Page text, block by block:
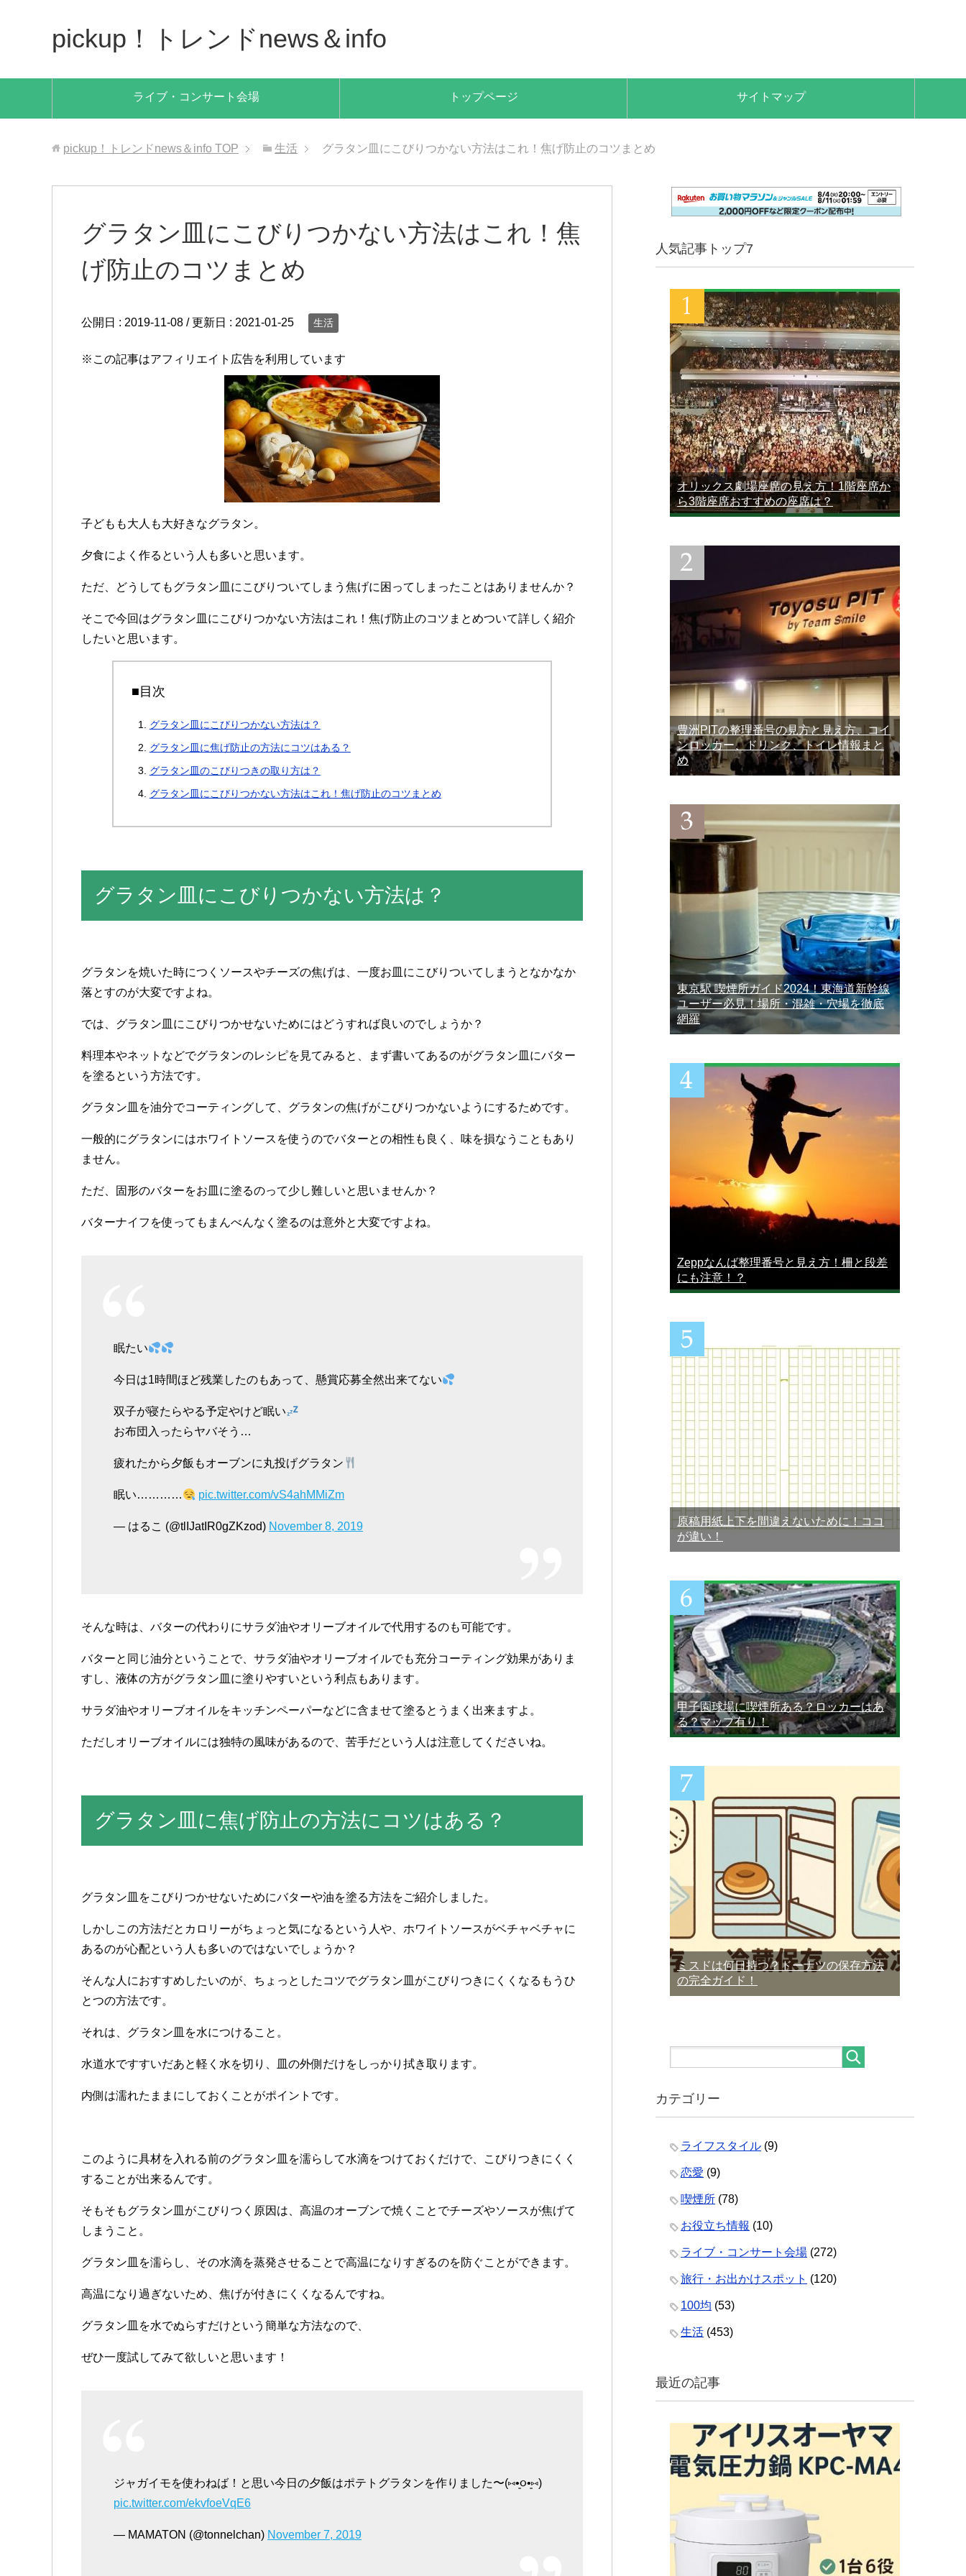
pickup！トレンドnews＆info
ライブ・コンサート会場 トップページ サイトマップ
pickup！トレンドnews＆info TOP 生活 グラタン皿にこびりつかない方法はこれ！焦げ防止のコツまとめ
グラタン皿にこびりつかない方法はこれ！焦
げ防止のコツまとめ
公開日 : 2019-11-08 / 更新日 : 2021-01-25 生活
※この記事はアフィリエイト広告を利用しています
子どもも大人も大好きなグラタン。
夕食によく作るという人も多いと思います。
ただ、どうしてもグラタン皿にこびりついてしまう焦げに困ってしまったことはありませんか？
そこで今回はグラタン皿にこびりつかない方法はこれ！焦げ防止のコツまとめついて詳しく紹介
したいと思います。
■目次
グラタン皿にこびりつかない方法は？
グラタン皿に焦げ防止の方法にコツはある？
グラタン皿のこびりつきの取り方は？
グラタン皿にこびりつかない方法はこれ！焦げ防止のコツまとめ
グラタン皿にこびりつかない方法は？
グラタンを焼いた時につくソースやチーズの焦げは、一度お皿にこびりついてしまうとなかなか
落とすのが大変ですよね。
では、グラタン皿にこびりつかせないためにはどうすれば良いのでしょうか？
料理本やネットなどでグラタンのレシピを見てみると、まず書いてあるのがグラタン皿にバター
を塗るという方法です。
グラタン皿を油分でコーティングして、グラタンの焦げがこびりつかないようにするためです。
一般的にグラタンにはホワイトソースを使うのでバターとの相性も良く、味を損なうこともあり
ません。
ただ、固形のバターをお皿に塗るのって少し難しいと思いませんか？
バターナイフを使ってもまんべんなく塗るのは意外と大変ですよね。
眠たい
今日は1時間ほど残業したのもあって、懸賞応募全然出来てない
双子が寝たらやる予定やけど眠い
お布団入ったらヤバそう…
疲れたから夕飯もオーブンに丸投げグラタン
眠い………… pic.twitter.com/vS4ahMMiZm
— はるこ (@tlIJatIR0gZKzod) November 8, 2019
そんな時は、バターの代わりにサラダ油やオリーブオイルで代用するのも可能です。
バターと同じ油分ということで、サラダ油やオリーブオイルでも充分コーティング効果がありま
すし、液体の方がグラタン皿に塗りやすいという利点もあります。
サラダ油やオリーブオイルをキッチンペーパーなどに含ませて塗るとうまく出来ますよ。
ただしオリーブオイルには独特の風味があるので、苦手だという人は注意してくださいね。
グラタン皿に焦げ防止の方法にコツはある？
グラタン皿をこびりつかせないためにバターや油を塗る方法をご紹介しました。
しかしこの方法だとカロリーがちょっと気になるという人や、ホワイトソースがベチャベチャに
あるのが心配という人も多いのではないでしょうか？
そんな人におすすめしたいのが、ちょっとしたコツでグラタン皿がこびりつきにくくなるもうひ
とつの方法です。
それは、グラタン皿を水につけること。
水道水ですすいだあと軽く水を切り、皿の外側だけをしっかり拭き取ります。
内側は濡れたままにしておくことがポイントです。
このように具材を入れる前のグラタン皿を濡らして水滴をつけておくだけで、こびりつきにくく
することが出来るんです。
そもそもグラタン皿がこびりつく原因は、高温のオーブンで焼くことでチーズやソースが焦げて
しまうこと。
グラタン皿を濡らし、その水滴を蒸発させることで高温になりすぎるのを防ぐことができます。
高温になり過ぎないため、焦げが付きにくくなるんですね。
グラタン皿を水でぬらすだけという簡単な方法なので、
ぜひ一度試してみて欲しいと思います！
ジャガイモを使わねば！と思い今日の夕飯はポテトグラタンを作りました〜(⑅•͈૦•͈⑅)
pic.twitter.com/ekvfoeVqE6
— MAMATON (@tonnelchan) November 7, 2019
人気記事トップ7
オリックス劇場座席の見え方！1階座席か
ら3階座席おすすめの座席は？
豊洲PITの整理番号の見方と見え方、コイ
ンロッカー、ドリンク、トイレ情報まと
め
東京駅 喫煙所ガイド2024！東海道新幹線
ユーザー必見！場所・混雑・穴場を徹底
網羅
Zeppなんば整理番号と見え方！柵と段差
にも注意！？
原稿用紙上下を間違えないために！ココ
が違い！
甲子園球場に喫煙所ある？ロッカーはあ
る？マップ有り！
ミスドは何日持つ？ドーナツの保存方法
の完全ガイド！
カテゴリー
ライフスタイル (9)
恋愛 (9)
喫煙所 (78)
お役立ち情報 (10)
ライブ・コンサート会場 (272)
旅行・お出かけスポット (120)
100均 (53)
生活 (453)
最近の記事